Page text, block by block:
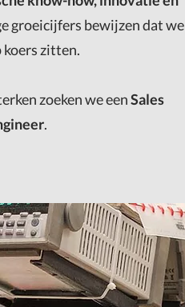
groeicijfers bewijzen dat we
koers zitten.
zoeken we eenSales
.